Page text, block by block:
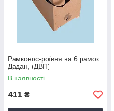
Рамконос-роївня на 6 рамок
Дадан, (ДВП)
В наявності
411 ₴